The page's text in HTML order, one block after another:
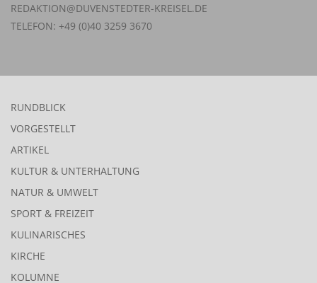
REDAKTION@DUVENSTEDTER-KREISEL.DE
TELEFON: +49 (0)40 3259 3670
RUNDBLICK
VORGESTELLT
ARTIKEL
KULTUR & UNTERHALTUNG
NATUR & UMWELT
SPORT & FREIZEIT
KULINARISCHES
KIRCHE
KOLUMNE